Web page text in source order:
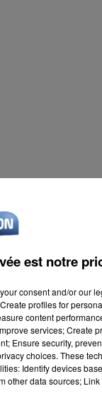
l'argent qui
versées,
est notre
consent and/or our
profiles for
content
services; Create
Ensure security,
choices. These
Identify devices
other data sources;